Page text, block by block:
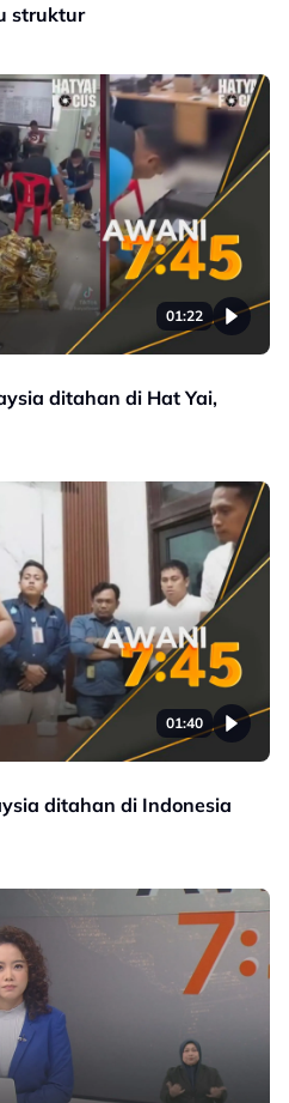
struktur
01:22
ditahan di Hat Yai,
01:40
ditahan di Indonesia